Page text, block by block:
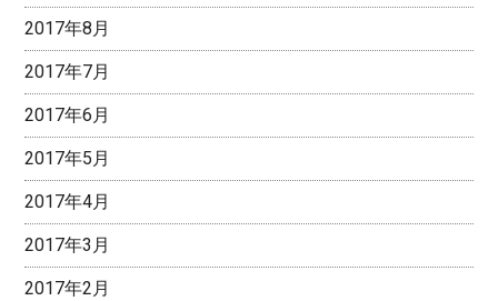
2017年8月
2017年7月
2017年6月
2017年5月
2017年4月
2017年3月
2017年2月